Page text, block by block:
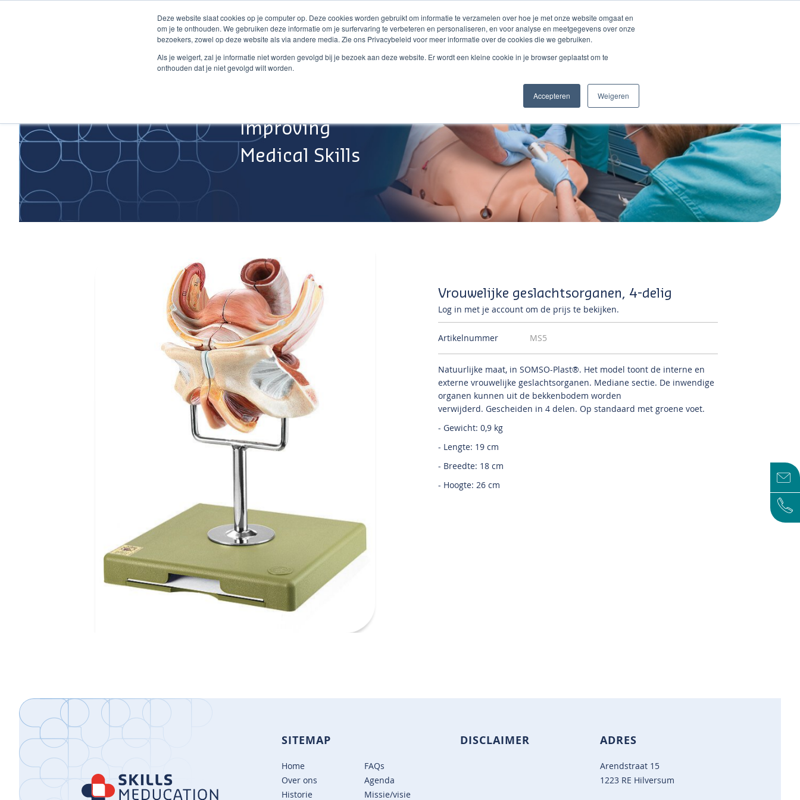
Deze website slaat cookies op je computer op. Deze cookies worden gebruikt om informatie te verzamelen over hoe je met onze website omgaat en
om je te onthouden. We gebruiken deze informatie om je surfervaring te verbeteren en personaliseren, en voor analyse en meetgegevens over onze
bezoekers, zowel op deze website als via andere media. Zie ons Privacybeleid voor meer informatie over de cookies die we gebruiken.
Als je weigert, zal je informatie niet worden gevolgd bij je bezoek aan deze website. Er wordt een kleine cookie in je browser geplaatst om te
onthouden dat je niet gevolgd wilt worden.
Accepteren Weigeren
Improving
Medical Skills
Vrouwelijke geslachtsorganen, 4-delig
Log in met je account om de prijs te bekijken.
Artikelnummer MS5
Natuurlijke maat, in SOMSO-Plast®. Het model toont de interne en
externe vrouwelijke geslachtsorganen. Mediane sectie. De inwendige
organen kunnen uit de bekkenbodem worden
verwijderd.Gescheiden in 4 delen.Op standaard met groene voet.
- Gewicht: 0,9 kg
- Lengte: 19 cm
- Breedte: 18 cm
- Hoogte: 26 cm
SITEMAP
Home
Over ons
Historie
FAQs
Agenda
Missie/visie
DISCLAIMER ADRES
Arendstraat 15
1223 RE Hilversum